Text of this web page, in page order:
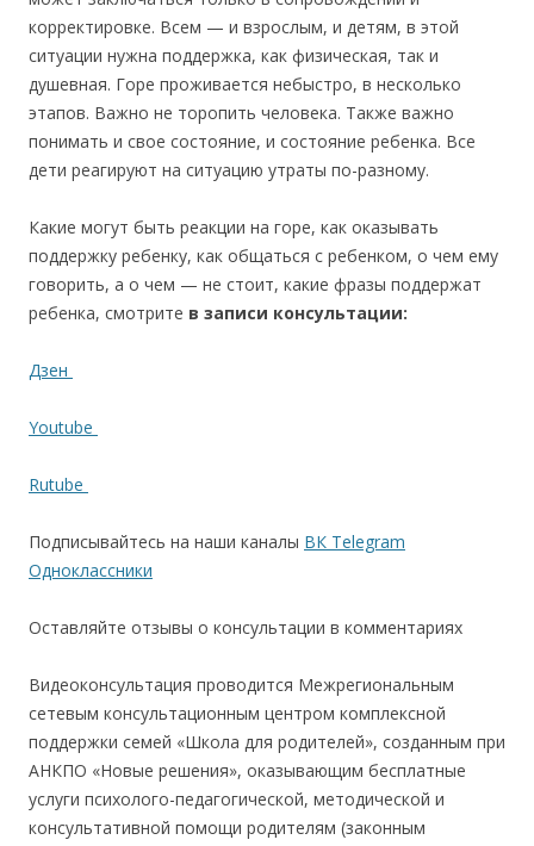
корректировке. Всем — и взрослым, и детям, в этой
ситуации нужна поддержка, как физическая, так и
душевная. Горе проживается небыстро, в несколько
этапов. Важно не торопить человека. Также важно
понимать и свое состояние, и состояние ребенка. Все
дети реагируют на ситуацию утраты по-разному.
Какие могут быть реакции на горе, как оказывать
поддержку ребенку, как общаться с ребенком, о чем ему
говорить, а о чем — не стоит, какие фразы поддержат
ребенка, смотрите в записи консультации:
Дзен
Youtube
Rutube
Подписывайтесь на наши каналы ВК Telegram
Одноклассники
Оставляйте отзывы о консультации в комментариях
Видеоконсультация проводится Межрегиональным
сетевым консультационным центром комплексной
поддержки семей «Школа для родителей», созданным при
АНКПО «Новые решения», оказывающим бесплатные
услуги психолого-педагогической, методической и
консультативной помощи родителям (законным